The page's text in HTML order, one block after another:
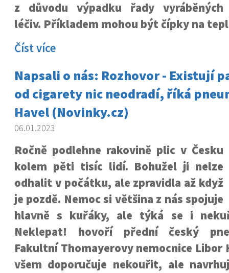
z důvodu výpadku řady vyráběných
léčiv. Příkladem mohou být čípky na
Číst více
Napsali o nás: Rozhovor - Existují
od cigarety nic neodradí, říká
Havel (Novinky.cz)
06.01.2023
Ročně podlehne rakovině plic v Česku
kolem pěti tisíc lidí. Bohužel ji nelze
odhalit v počátku, ale zpravidla až když
je pozdě. Nemoc si většina z nás spojuje
hlavně s kuřáky, ale týká se i
Neklepat! hovoří přední český
Fakultní Thomayerovy nemocnice Libor
všem doporučuje nekouřit, ale